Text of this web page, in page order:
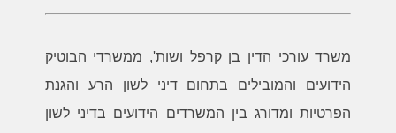
משרד עורכי הדין בן קרפל ושות', ממשרדי הבוטיק
הידועים והמובילים בתחום דיני לשון הרע והגנת
הפרטיות ומדורג בין המשרדים הידועים בדיני לשון